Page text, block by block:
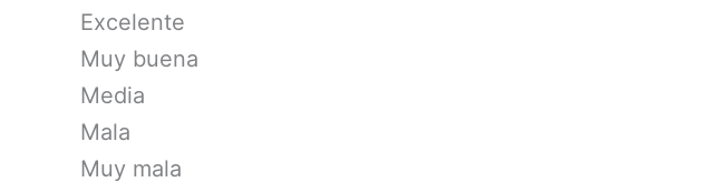
Excelente
Muy buena
Media
Mala
Muy mala